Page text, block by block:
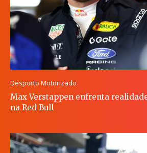
Desporto Motorizado
Max Verstappen enfrenta
na Red Bull